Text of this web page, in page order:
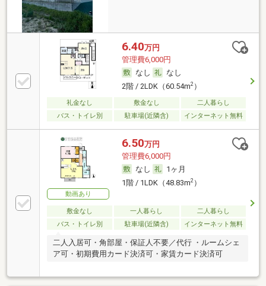
6.40万円
管理費6,000円
なし
なし
2階 / 2LDK（60.54m2）
礼金なし 敷金なし
二人暮らし
バス・トイレ別
駐車場(近隣含) インターネット無料
動画あり
6.50万円
管理費6,000円
なし
1ヶ月
1階 / 1LDK（48.83m2）
敷金なし 一人暮らし
二人暮らし
バス・トイレ別
駐車場(近隣含) インターネット無料
二人入居可・角部屋・保証人不要／代行 ・ルームシェ
ア可・初期費用カード決済可・家賃カード決済可